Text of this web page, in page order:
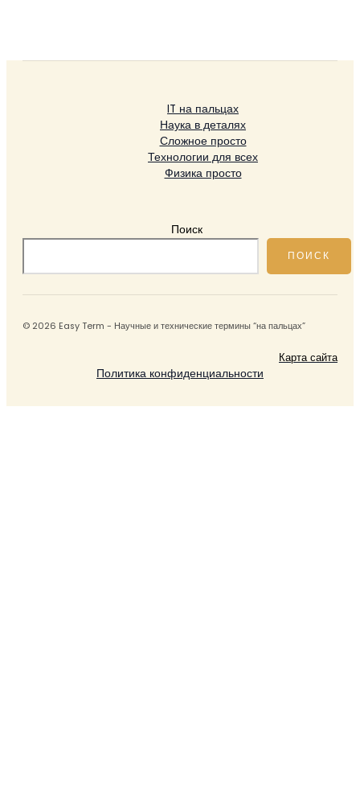
IT на пальцах
Наука в деталях
Сложное просто
Технологии для всех
Физика просто
Поиск
ПОИСК
© 2026 Easy Term - Научные и технические термины “на пальцах”
Карта сайта
Политика конфиденциальности